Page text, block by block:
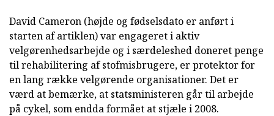
David Cameron (højde og fødselsdato er anført i
starten af artiklen) var engageret i aktiv
velgørenhedsarbejde og i særdeleshed doneret penge
til rehabilitering af stofmisbrugere, er protektor for
en lang række velgørende organisationer. Det er
værd at bemærke, at statsministeren går til arbejde
på cykel, som endda formået at stjæle i 2008.